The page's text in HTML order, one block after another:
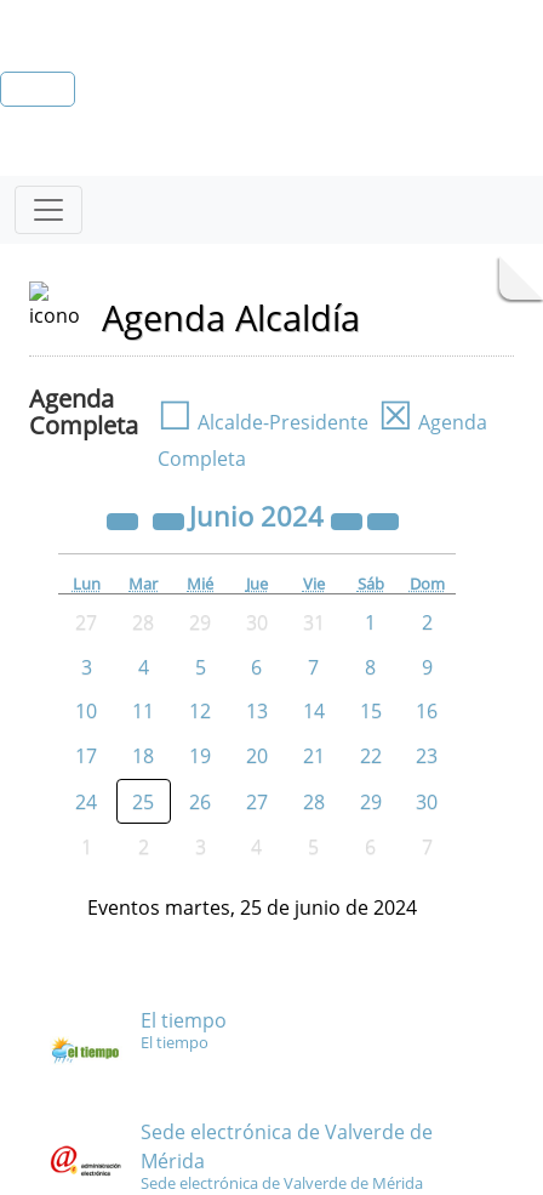
Agenda Alcaldía
Agenda
Completa
☐ Alcalde-Presidente ☒ Agenda
Completa
Junio 2024
Lun Mar Mié Jue Vie Sáb Dom
27 28 29 30 31 1
2
3
4 5 6 7 8
9
10
11 12 13 14 15
16
17
18 19 20 21 22
23
24
25 26 27 28 29
30
1
2 3 4 5 6 7
Eventos martes, 25 de junio de 2024
El tiempo
El tiempo
Sede electrónica de Valverde de
Mérida
Sede electrónica de Valverde de Mérida